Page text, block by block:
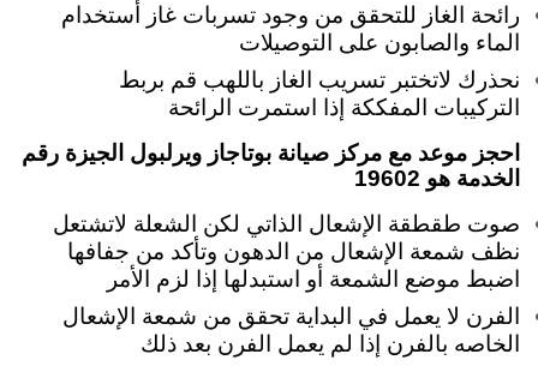
رائحة الغاز للتحقق من وجود تسربات غاز أستخدام
الماء والصابون على التوصيلات
نحذرك لاتختبر تسريب الغاز باللهب قم بربط
التركيبات المفككة إذا استمرت الرائحة
احجز موعد مع مركز صيانة بوتاجاز ويرلبول الجيزة رقم
الخدمة هو 19602
صوت طقطقة الإشعال الذاتي لكن الشعلة لاتشتعل
نظف شمعة الإشعال من الدهون وتأكد من جفافها
اضبط موضع الشمعة أو استبدلها إذا لزم الأمر
الفرن لا يعمل في البداية تحقق من شمعة الإشعال
الخاصه بالفرن إذا لم يعمل الفرن بعد ذلك